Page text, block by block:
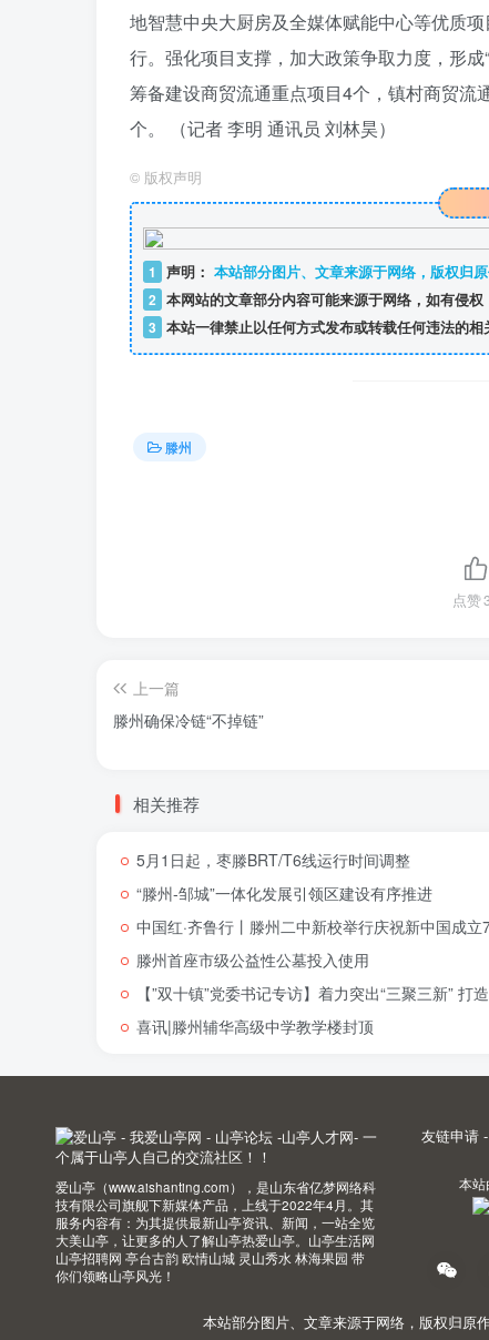
地智慧中央大厨房及全媒体赋能中心等优质
行。强化项目支撑，加大政策争取力度，形
筹备建设商贸流通重点项目4个，镇村商贸
个。 （记者 李明 通讯员 刘林昊）
© 版权声明
1 声明： 本站部分图片、文章来源于网络，版权归
2 本网站的文章部分内容可能来源于网络，如有侵权
3 本站一律禁止以任何方式发布或转载任何违法的
滕州
点赞
上一篇
滕州确保冷链“不掉链”
相关推荐
5月1日起，枣滕BRT/T6线运行时间调整
“滕州-邹城”一体化发展引领区建设有序推进
中国红·齐鲁行丨滕州二中新校举行庆祝新中国成立
滕州首座市级公益性公墓投入使用
【”双十镇”党委书记专访】着力突出“三聚三新” 打
喜讯|滕州辅华高级中学教学楼封顶
爱山亭（www.aishanting.com），是山东省亿梦网络科
技有限公司旗舰下新媒体产品，上线于2022年4月。其
服务内容有：为其提供最新山亭资讯、新闻，一站全览
大美山亭，让更多的人了解山亭热爱山亭。山亭生活网
山亭招聘网 亭台古韵 欧情山城 灵山秀水 林海果园 带
你们领略山亭风光！
友链申请 -
本站
本站部分图片、文章来源于网络，版权归原